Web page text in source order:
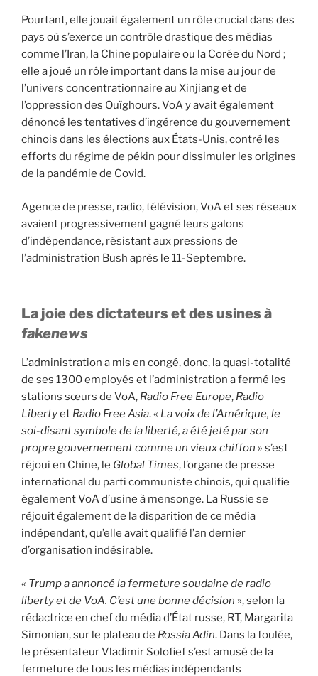
Pourtant, elle jouait également un rôle crucial dans des
pays où s’exerce un contrôle drastique des médias
comme l’Iran, la Chine populaire ou la Corée du Nord ;
elle a joué un rôle important dans la mise au jour de
l’univers concentrationnaire au Xinjiang et de
l’oppression des Ouïghours. VoA y avait également
dénoncé les tentatives d’ingérence du gouvernement
chinois dans les élections aux États-Unis, contré les
efforts du régime de pékin pour dissimuler les origines
de la pandémie de Covid.
Agence de presse, radio, télévision, VoA et ses réseaux
avaient progressivement gagné leurs galons
d’indépendance, résistant aux pressions de
l’administration Bush après le 11-Septembre.
La joie des dictateurs et des usines à
fakenews
L’administration a mis en congé, donc, la quasi-totalité
de ses 1300 employés et l’administration a fermé les
stations sœurs de VoA, Radio Free Europe, Radio
Libertyet Radio Free Asia. « La voix de l’Amérique, le
soi-disant symbole de la liberté, a été jeté par son
propre gouvernement comme un vieux chiffon » s’est
réjoui en Chine, le Global Times, l’organe de presse
international du parti communiste chinois, qui qualifie
également VoA d’usine à mensonge. La Russie se
réjouit également de la disparition de ce média
indépendant, qu’elle avait qualifié l’an dernier
d’organisation indésirable.
« Trump a annoncé la fermeture soudaine de radio
liberty et de VoA. C’est une bonne décision », selon la
rédactrice en chef du média d’État russe, RT, Margarita
Simonian, sur le plateau de Rossia Adin. Dans la foulée,
le présentateur Vladimir Solofief s’est amusé de la
fermeture de tous les médias indépendants